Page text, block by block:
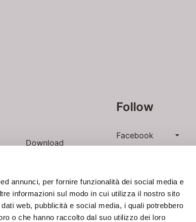
annunci, per fornire funzionalità dei social media e
informazioni sul modo in cui utilizza il nostro sito
web, pubblicità e social media, i quali potrebbero
o che hanno raccolto dal suo utilizzo dei loro
Download
Follow
Facebook
Youtube